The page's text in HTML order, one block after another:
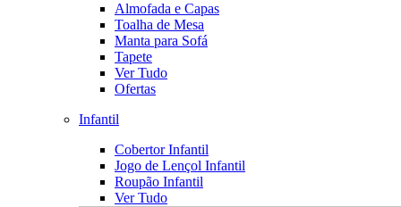
Almofada e Capas
Toalha de Mesa
Manta para Sofá
Tapete
Ver Tudo
Ofertas
Infantil
Cobertor Infantil
Jogo de Lençol Infantil
Roupão Infantil
Ver Tudo